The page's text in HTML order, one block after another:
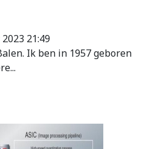
21:49
Ik ben in 1957 geboren